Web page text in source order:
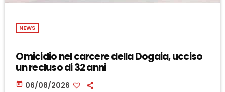
NEWS
Omicidio nel carcere della Dogaia, ucciso
un recluso di 32 anni
today 06/08/2026